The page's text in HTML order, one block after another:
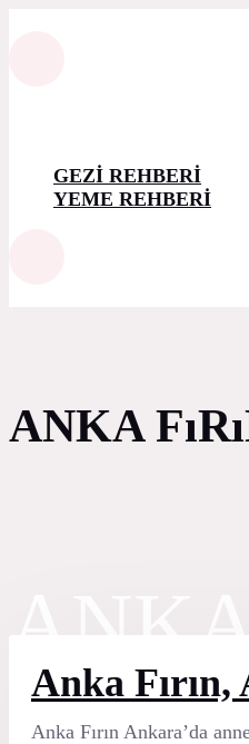
GEZİ REHBERİ
YEME REHBERİ
ANKA
Anka
Anka Fırın Ankara’da